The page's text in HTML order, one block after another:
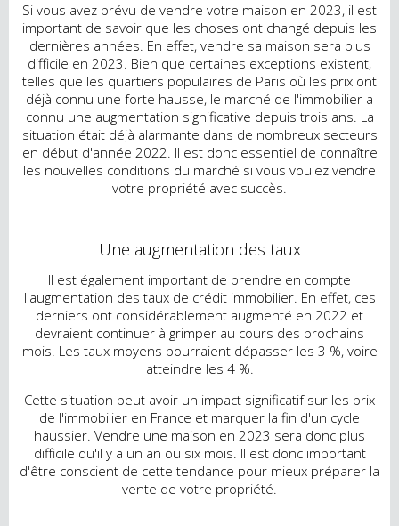
Si vous avez prévu de vendre votre maison en 2023, il est
important de savoir que les choses ont changé depuis les
dernières années. En effet, vendre sa maison sera plus
difficile en 2023. Bien que certaines exceptions existent,
telles que les quartiers populaires de Paris où les prix ont
déjà connu une forte hausse, le marché de l'immobilier a
connu une augmentation significative depuis trois ans. La
situation était déjà alarmante dans de nombreux secteurs
en début d'année 2022. Il est donc essentiel de connaître
les nouvelles conditions du marché si vous voulez vendre
votre propriété avec succès.
Une augmentation des taux
Il est également important de prendre en compte
l'augmentation des taux de crédit immobilier. En effet, ces
derniers ont considérablement augmenté en 2022 et
devraient continuer à grimper au cours des prochains
mois. Les taux moyens pourraient dépasser les 3 %, voire
atteindre les 4 %.
Cette situation peut avoir un impact significatif sur les prix
de l'immobilier en France et marquer la fin d'un cycle
haussier. Vendre une maison en 2023 sera donc plus
difficile qu'il y a un an ou six mois. Il est donc important
d'être conscient de cette tendance pour mieux préparer la
vente de votre propriété.